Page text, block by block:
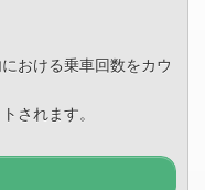
おける乗車回数をカウ
されます。